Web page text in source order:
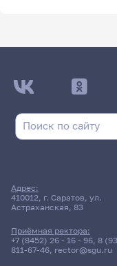
ДАТА
Адрес:
410012, г. Саратов, ул.
Астраханская, 83
Приёмная ректора:
+7 (8452) 26 - 16 - 96, 8
811-67-46, rector@sgu.ru